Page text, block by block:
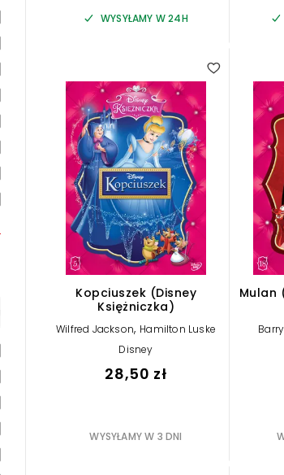
WYSYŁAMY W 24H
Kopciuszek (Disney
Księżniczka)
Wilfred Jackson, Hamilton Luske
Disney
28,50 zł
WYSYŁAMY W 3 DNI
Mulan